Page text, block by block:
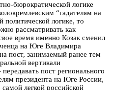
бюрократической логике
“гадателям на
логике, то
рассматривать как
время именно Козак сменил
на Юге Владимира
пост, занимаемый ранее тем
вертикали
пост регионального
президента на Юге России,
легкой российской